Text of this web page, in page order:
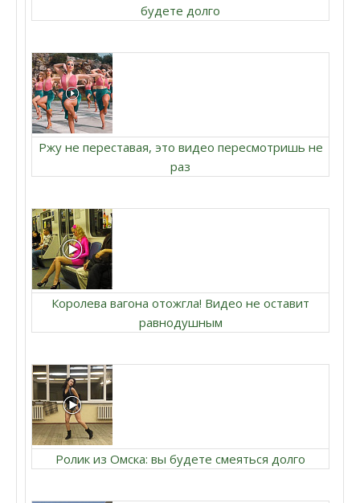
будете долго
Ржу не переставая, это видео пересмотришь не
раз
Королева вагона отожгла! Видео не оставит
равнодушным
Ролик из Омска: вы будете смеяться долго